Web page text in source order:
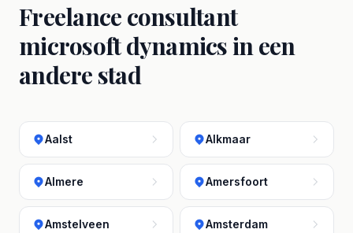
Freelance consultant
microsoft dynamics in een
andere stad
Aalst Alkmaar
Almere Amersfoort
Amstelveen Amsterdam